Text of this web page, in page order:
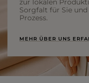
zur lokalen
Sorgfalt für Sie
Prozess.
MEHR ÜBER UNS